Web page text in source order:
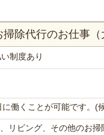
除代行のお仕事（
制度あり
働くことが可能です。(
リビング、その他のお掃